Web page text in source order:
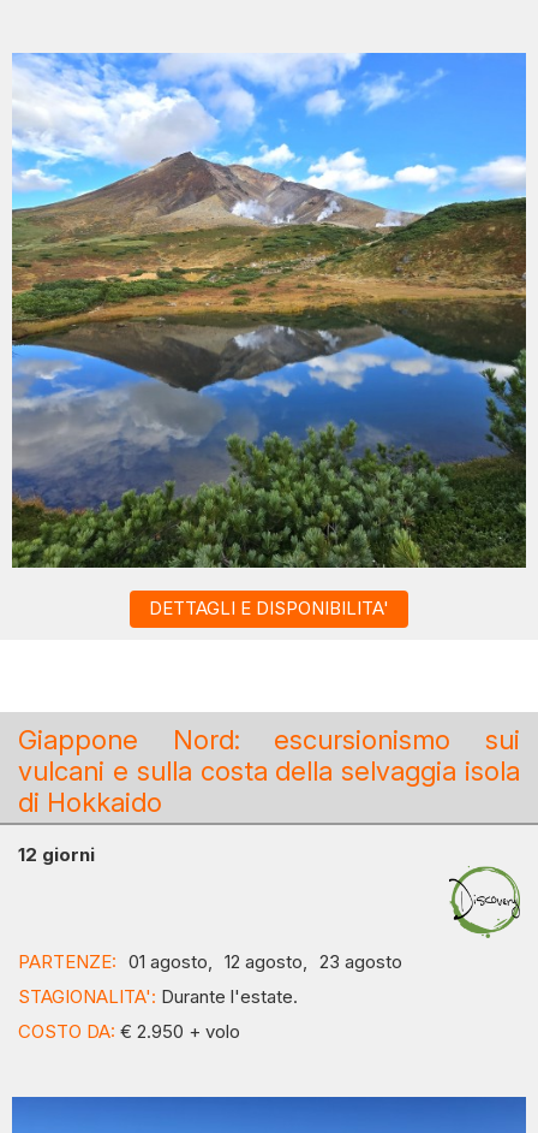
DETTAGLI E DISPONIBILITA'
Giappone Nord: escursionismo sui
vulcani e sulla costa della selvaggia isola
di Hokkaido
12 giorni
PARTENZE: 01 agosto, 12 agosto, 23 agosto
STAGIONALITA': Durante l'estate.
COSTO DA: € 2.950 + volo